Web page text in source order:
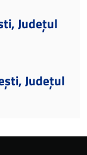
Județul
Județul